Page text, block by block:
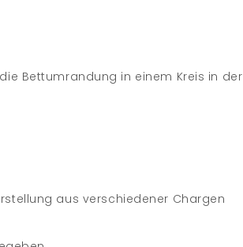
Bettumrandung in einem Kreis in der
aus verschiedener Chargen